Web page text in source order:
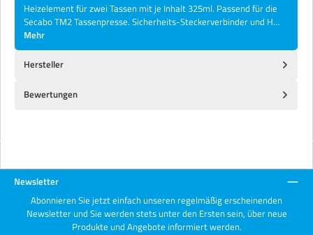
Heizelement für zwei Tassen mit je Inhalt 325ml. Passend für die
Secabo TM2 Tassenpresse. Sicherheits-Steckerverbinder und H…
Mehr
Hersteller
Bewertungen
Newsletter
Abonnieren Sie jetzt einfach unseren regelmäßig erscheinenden
Newsletter und Sie werden stets unter den Ersten sein, über neue
Produkte und Angebote informiert werden.